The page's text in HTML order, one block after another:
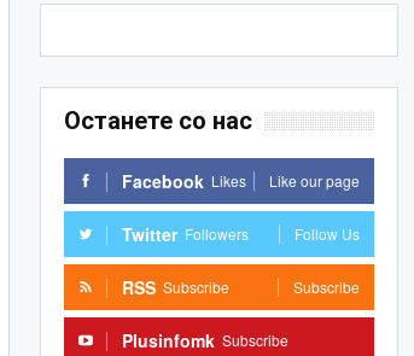
Останете со нас
Facebook Likes Like our page
Twitter Followers Follow Us
RSS Subscribe Subscribe
Plusinfomk Subscribe